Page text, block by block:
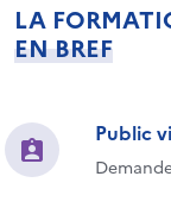
LA
EN BREF
Public